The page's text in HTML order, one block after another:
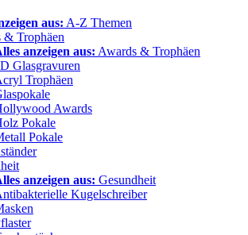
aus: A-Z Themen
& Trophäen
anzeigen aus: Awards & Trophäen
Glasgravuren
Trophäen
Awards
Pokale
Pokale
anzeigen aus: Gesundheit
Kugelschreiber